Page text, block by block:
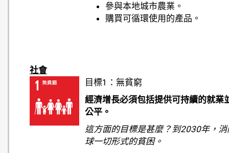
參與本地城市農業。
購買可循環使用的產品。
社會
目標1：無貧窮
經濟增長必須包括提供可持續的就業
公平。
這方面的目標是甚麼？到2030年，消
球一切形式的貧困。